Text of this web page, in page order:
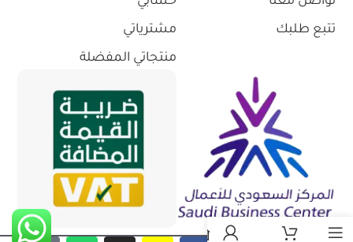
تتبع طلبك
مشترياتي
منتجاتي المفضلة